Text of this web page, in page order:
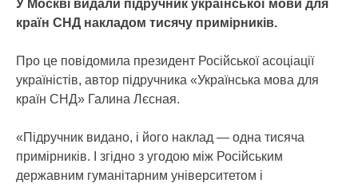
У Москві видали підручник української мови для
країн СНД накладом тисячу примірників.
Про це повідомила президент Російської асоціації
україністів, автор підручника «Українська мова для
країн СНД» Галина Лєсная.
«Підручник видано, і його наклад — одна тисяча
примірників. І згідно з угодою між Російським
державним гуманітарним університетом і